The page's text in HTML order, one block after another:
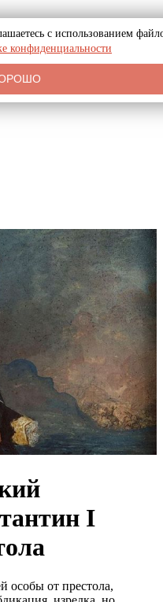
I
особы от престола,
с использованием
конфиденциальности